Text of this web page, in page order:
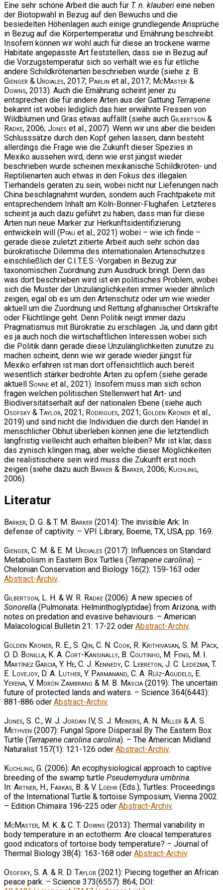
Eine sehr schöne Arbeit die auch für T. n. klauberi eine neben
der Biotopwahl in Bezug auf den Bewuchs und die
besiedelten Höhenlagen auch einige grundlegende Ansprüche
in Bezug auf die Körpertemperatur und Ernährung beschreibt.
Insofern können wir wohl auch für diese an trockene warme
Habitate angepasste Art feststellen, dass sie in Bezug auf
die Vorzugstemperatur sich so verhält wie es für etliche
andere Schildkrötenarten beschrieben wurde (siehe z. B.
Gienger & Urdiales, 2017; Parlin et al., 2017; McMaster &
Downs, 2013). Auch die Ernährung scheint jener zu
entsprechen die für andere Arten aus der Gattung Terrapene
bekannt ist wobei lediglich das hier erwähnte Fressen von
Wildblumen und Gras etwas auffällt (siehe auch Gilbertson &
Radke, 2006; Jones et al., 2007). Wenn wir uns aber die beiden
Schlusssätze durch den Kopf gehen lassen, dann besteht
allerdings die Frage wie die Zukunft dieser Spezies in
Mexiko aussehen wird, denn wie erst jüngst wieder
beschrieben wurde scheinen mexikanische Schildkröten- und
Reptilienarten auch etwas in den Fokus des illegalen
Tierhandels geraten zu sein, wobei nicht nur Lieferungen nach
China beschlagnahmt wurden, sondern auch Frachtpakete mit
entsprechendem Inhalt am Köln-Bonner-Flughafen. Letzteres
scheint ja auch dazu geführt zu haben, dass man für diese
Arten nun neue Marker zur Herkunftsidentifizierung
entwickeln will (Pfau et al., 2021) wobei – wie ich finde –
gerade diese zuletzt zitierte Arbeit auch sehr schön das
bürokratische Dilemma des internationalen Artenschutzes
einschließlich der C.I.T.E.S.-Vorgaben in Bezug zur
taxonomischen Zuordnung zum Ausdruck bringt. Denn das
was dort beschrieben wird ist ein politisches Problem, wobei
sich die Muster der Unzulänglichkeiten immer wieder ähnlich
zeigen, egal ob es um den Artenschutz oder um wie wieder
aktuell um die Zuordnung und Rettung afghanischer Ortskräfte
oder Flüchtlinge geht. Denn Politik neigt immer dazu
Pragmatismus mit Bürokratie zu erschlagen. Ja, und dann gibt
es ja auch noch die wirtschaftlichen Interessen wobei sich
die Politik dann gerade diese Unzulänglichkeiten zunutze zu
machen scheint, denn wie wir gerade wieder jüngst für
Mexiko erfahren ist man dort offensichtlich auch bereit
wesentlich stärker bedrohte Arten zu opfern (siehe gerade
aktuell Sonne et al., 2021). Insofern muss man sich schon
fragen welchen politischen Stellenwert hat Art- und
Biodiversitätserhalt auf der nationalen Ebene (siehe auch
Osofsky & Taylor, 2021; Rodrigues, 2021; Golden Kroner et al.,
2019) und sind nicht die Individuen die durch den Handel in
menschlicher Obhut überleben können jene die letztendlich
langfristig vielleicht auch erhalten bleiben? Mir ist klar, dass
das zynisch klingen mag, aber welche dieser Möglichkeiten
die realistischere sein wird muss die Zukunft erst noch
zeigen (siehe dazu auch Barker & Barker, 2006; Kuchling,
2006).
Literatur
Barker, D. G. & T. M. Barker (2014): The invisible Ark: In
defense of captivity. – VPI Library, Boerne, TX, USA; pp. 169.
Gienger, C. M. & E. M. Urdiales (2017): Influences on Standard
Metabolism in Eastern Box Turtles (Terrapene carolina). –
Chelonian Conservation and Biology 16(2): 159-163 oder
Abstract-Archiv.
Gilbertson, L. H. & W. R. Radke (2006): A new species of
Sonorella (Pulmonata: Helminthoglyptidae) from Arizona, with
notes on predation and evasive behaviours. – American
Malacological Bulletin 21: 17-22 oder Abstract-Archiv.
Golden Kroner, R. E., S. Qin, C. N. Cook, R. Krithivasan, S. M. Pack,
O. D. Bonilla, K. A. Cort-Kansinally, B. Coutinho, M. Feng, M. I.
Martínez Garcia, Y. He, C. J. Kennedy, C. Lebreton, J. C. Ledezma, T.
E. Lovejoy, D. A. Luther, Y. Parmanand, C. A. Ruíz-Agudelo, E.
Yerena, V. Morón Zambrano & M. B. Mascia (2019): The uncertain
future of protected lands and waters. – Science 364(6443):
881-886 oder Abstract-Archiv.
Jones, S. C., W. J. Jordan IV, S. J. Meiners, A. N. Miller & A. S.
Methven (2007): Fungal Spore Dispersal By The Eastern Box
Turtle (Terrapene carolina carolina). – The American Midland
Naturalist 157(1): 121-126 oder Abstract-Archiv.
Kuchling, G. (2006): An ecophysiological approach to captive
breeding of the swamp turtle Pseudemydura umbrina.
In: Artner, H., Farkas, B. & V. Loehr (Eds.); Turtles: Proceedings
of the International Turtle & tortoise Symposium, Vienna 2002.
– Edition Chimaira 196-225 oder Abstract-Archiv.
McMaster, M. K. & C. T. Downs (2013): Thermal variability in
body temperature in an ectotherm: Are cloacal temperatures
good indicators of tortoise body temperature? – Journal of
Thermal Biology 38(4): 163-168 oder Abstract-Archiv.
Osofsky, S. A. & R. D. Taylor (2021): Piecing together an African
peace park. – Science 373(6557): 864; DOI: